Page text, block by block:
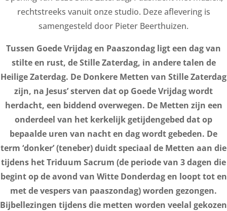
rechtstreeks vanuit onze studio. Deze aflevering is
samengesteld door Pieter Beerthuizen.
Tussen Goede Vrijdag en Paaszondag ligt een dag van
stilte en rust, de Stille Zaterdag, in andere talen de
Heilige Zaterdag. De Donkere Metten van Stille Zaterdag
zijn, na Jesus’ sterven dat op Goede Vrijdag wordt
herdacht, een biddend overwegen. De Metten zijn een
onderdeel van het kerkelijk getijdengebed dat op
bepaalde uren van nacht en dag wordt gebeden. De
term ‘donker’ (teneber) duidt speciaal de Metten aan die
tijdens het Triduum Sacrum (de periode van 3 dagen die
begint op de avond van Witte Donderdag en loopt tot en
met de vespers van paaszondag) worden gezongen.
Bijbellezingen tijdens die metten worden veelal gekozen